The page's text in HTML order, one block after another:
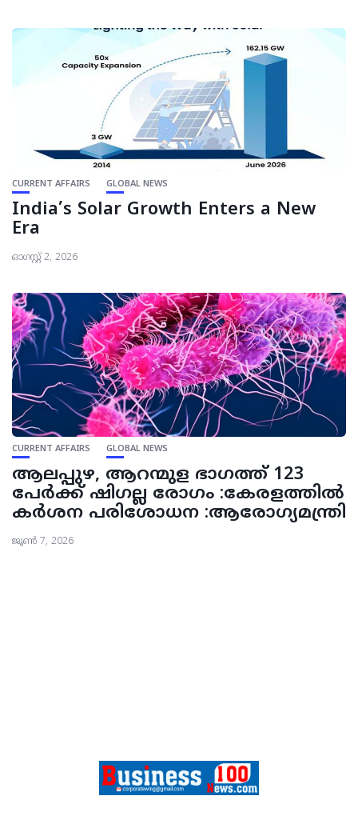
CURRENT AFFAIRS GLOBAL NEWS
India’s Solar Growth Enters a New
Era
ഓഗസ്റ്റ്‌ 2, 2026
CURRENT AFFAIRS GLOBAL NEWS
ആലപ്പുഴ, ആറന്മുള ഭാഗത്ത് 123
പേർക്ക് ഷിഗല്ല രോഗം :കേരളത്തില്‍
കർശന പരിശോധന :ആരോഗ്യമന്ത്രി
ജൂൺ 7, 2026